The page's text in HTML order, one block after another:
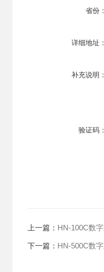
省份：
详细地址：
补充说明：
验证码：
上一篇： HN-100C数
下一篇： HN-500C数